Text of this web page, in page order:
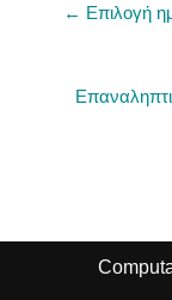
← Επιλογή